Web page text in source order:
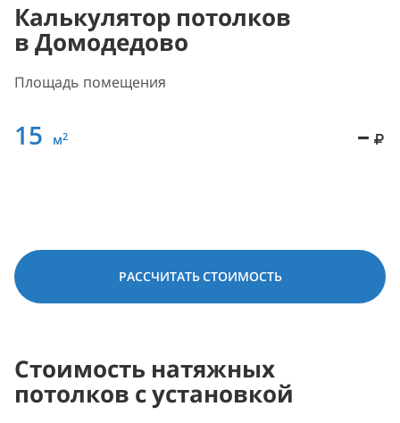
Калькулятор потолков
в Домодедово
Площадь помещения
15 м2 –
РАССЧИТАТЬ СТОИМОСТЬ
Стоимость натяжных
потолков с установкой